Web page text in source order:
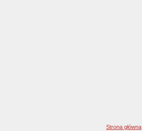
Strona główna